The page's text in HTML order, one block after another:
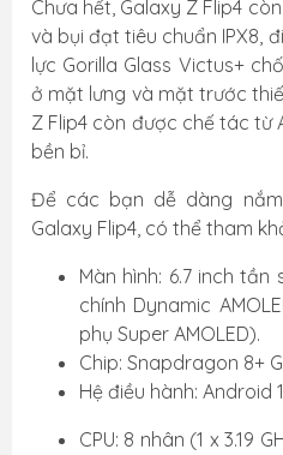
Chưa hết, Galaxy Z Flip4
và bụi đạt tiêu chuẩn IPX8,
lực Gorilla Glass Victus+
ở mặt lưng và mặt trước
Z Flip4 còn được chế tác từ
bền bỉ.
Để các bạn dễ dàng
Galaxy Flip4, có thể tham
Màn hình: 6.7 inch tần
chính Dynamic
phụ Super AMOLED).
Chip: Snapdragon 8+
Hệ điều hành: Android
CPU: 8 nhân (1 x 3.19